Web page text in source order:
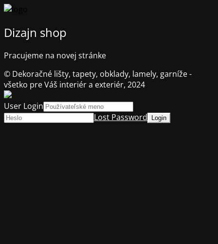
Dizajn shop
Pracujeme na novej stránke
© Dekoračné lišty, tapety, obklady, lamely, garníže -
všetko pre Váš interiér a exteriér, 2024
User Login
Lost Password